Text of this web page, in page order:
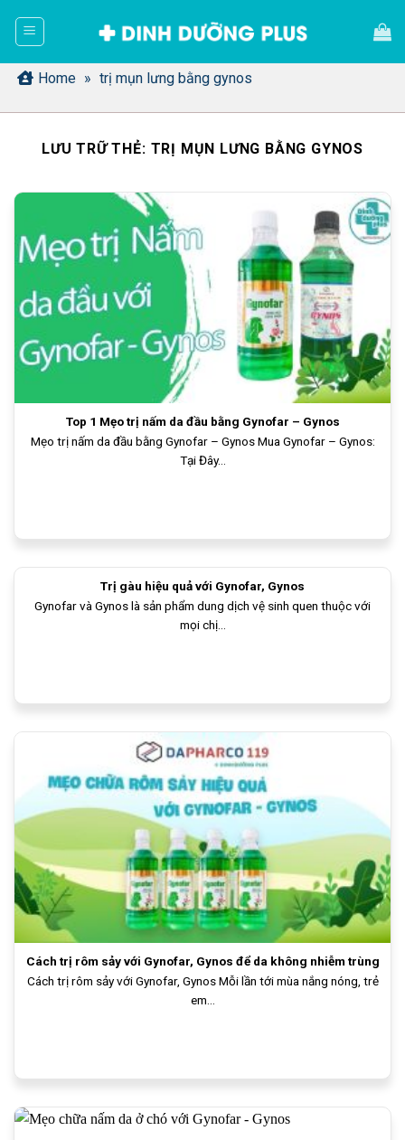
dung Home » trị mụn lưng bằng gynos
LƯU TRỮ THẺ: TRỊ MỤN LƯNG BẰNG GYNOS
Top 1 Mẹo trị nấm da đầu bằng Gynofar – Gynos
Mẹo trị nấm da đầu bằng Gynofar – Gynos Mua Gynofar – Gynos:
Tại Đây...
Trị gàu hiệu quả với Gynofar, Gynos
Gynofar và Gynos là sản phẩm dung dịch vệ sinh quen thuộc với
mọi chị...
Cách trị rôm sảy với Gynofar, Gynos để da không nhiễm trùng
Cách trị rôm sảy với Gynofar, Gynos Mỗi lần tới mùa nắng nóng, trẻ
em...